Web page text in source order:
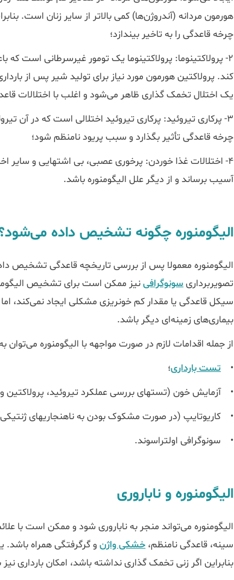
چرخه قاعدگی را به تاخیر بیندازد؛
۲- پرولاکتینوما: پرولاکتینوما یک تومور غیرسرطانی است
کند. پرولاکتین هورمون مورد نیاز برای تولید شیر پس از
یک اختلال تخمک گذاری ظاهر می‌شود و اغلب با اختلالات
۳- پرکاری تیروئید: پرکاری تیروئید اختلالی است که در آن
چرخه قاعدگی تأثیر بگذارد و سبب پریود نامنظم شود؛
۴- اختلالات غذا خوردن: پرخوری عصبی، بی اشتهایی و سایر
آسیب برساند و از دیگر علل الیگومنوره باشد.
الیگومنوره چگونه تشخیص داده
الیگومنوره معمولا پس از بررسی تاریخچه قاعدگی تشخیص
تصویربرداریسونوگرافینیز ممکن است برای تشخیص
سیکل قاعدگی یا مقدار کم خونریزی مشکلی ایجاد نمی‌کند،
بیماری‌های زمینه‌ای دیگر باشد.
از جمله اقدامات لازم در صورت مواجهه با الیگومنوره می‌توان
•تست بارداری؛
• آزمایش خون (تست‎های بررسی عملکرد تیروئید، پرولاکتین و ...)؛
• کاریوتایپ (در صورت مشکوک بودن به ناهنجاری‎های ژنتیکی)؛
• سونوگرافی اولتراسوند.
الیگومنوره و ناباروری
الیگومنوره می‌تواند منجر به ناباروری شود و ممکن است با
سینه، قاعدگی نامنظم،خشکی واژنو گرگرفتگی همراه باشد.
بنابراین اگر زنی تخمک گذاری نداشته باشد، امکان بارداری